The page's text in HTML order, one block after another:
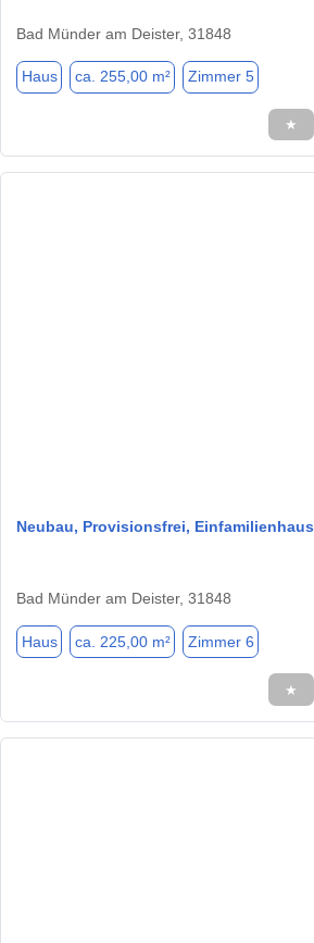
Bad Münder am Deister, 31848
Haus ca. 255,00 m² Zimmer 5
★
Neubau, Provisionsfrei, Einfamilienhaus
Bad Münder am Deister, 31848
Haus ca. 225,00 m² Zimmer 6
★